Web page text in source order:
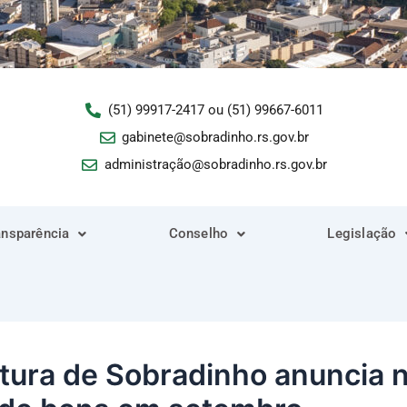
(51) 99917-2417 ou (51) 99667-6011
gabinete@sobradinho.rs.gov.br
administração@sobradinho.rs.gov.br
Conselho Legislação
de Sobradinho anuncia